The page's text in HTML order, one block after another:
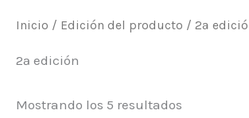
Inicio / Edición del producto / 2ª
2ª edición
Mostrando los 5 resultados